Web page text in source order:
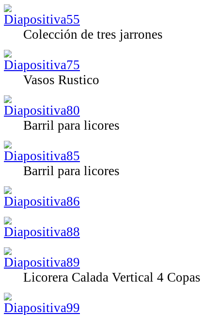
Colección de tres jarrones
Vasos Rustico
Barril para licores
Barril para licores
Licorera Calada Vertical 4 Copas